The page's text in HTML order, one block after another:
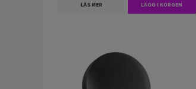
LÄS MER LÄGG I KORGEN